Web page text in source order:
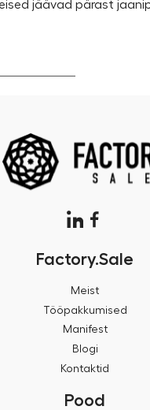
jäävad pärast
Factory.Sale
Meist
Tööpakkumised
Manifest
Blogi
Kontaktid
Pood